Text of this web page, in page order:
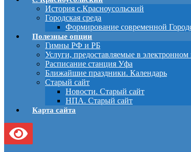
История с.Красноусольский
Городская среда
Формирование современной
Полезные опции
Гимны РФ и РБ
Услуги, предоставляемые в электронном
Расписание станция Уфа
Ближайшие праздники. Календарь
Старый сайт
Новости. Старый сайт
НПА. Старый сайт
Карта сайта